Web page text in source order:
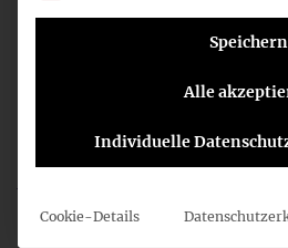
Sitzungsbericht
Speichern
Alle
Individuelle
Cookie-Details